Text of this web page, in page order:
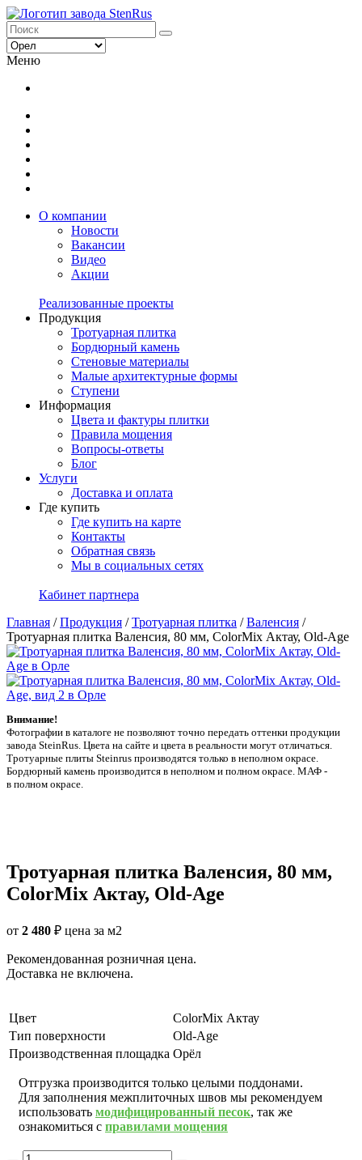
Меню
О компании
Новости
Вакансии
Видео
Акции
Реализованные проекты
Продукция
Тротуарная плитка
Бордюрный камень
Стеновые материалы
Малые архитектурные формы
Ступени
Информация
Цвета и фактуры плитки
Правила мощения
Вопросы-ответы
Блог
Услуги
Доставка и оплата
Где купить
Где купить на карте
Контакты
Обратная связь
Мы в социальных сетях
Кабинет партнера
Главная /Продукция /Тротуарная плитка /Валенсия /
Тротуарная плитка Валенсия, 80 мм, ColorMix Актау, Old-Age
Внимание!
Фотографии в каталоге не позволяют точно передать оттенки продукции
заводa SteinRus. Цвета на сайте и цвета в реальности могут отличаться.
Тротуарные плиты Steinrus производятся только в неполном окрасе.
Бордюрный камень производится в неполном и полном окрасе. МАФ -
в полном окрасе.
Тротуарная плитка Валенсия, 80 мм,
ColorMix Актау, Old-Age
от 2 480 ₽ цена за м2
Рекомендованная розничная цена.
Доставка не включена.
Цвет
ColorMix Актау
Тип поверхности
Old-Age
Производственная площадка Орёл
Отгрузка производится только целыми поддонами.
Для заполнения межплиточных швов мы рекомендуем
использовать модифицированный песок, так же
ознакомиться с правилами мощения